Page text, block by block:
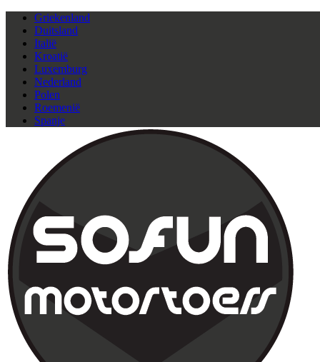
Griekenland
Duitsland
Italië
Kroatië
Luxemburg
Nederland
Polen
Roemenië
Spanje